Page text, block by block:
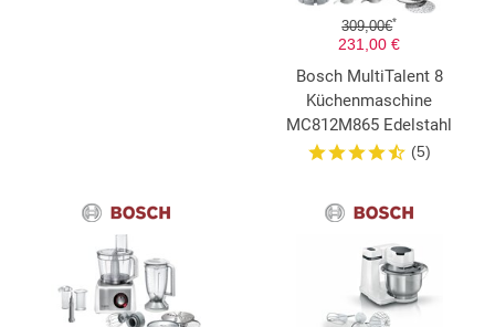
309,00€*
231,00 €
Bosch MultiTalent 8
Küchenmaschine
MC812M865 Edelstahl
(5)